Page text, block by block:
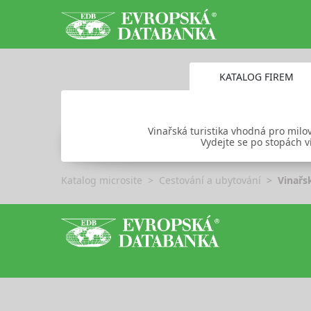
KATALOG FIREM
Vinařská turistika vhodná pro
Vydejte se po stopách
Katalog microsite Cestování a ubytování